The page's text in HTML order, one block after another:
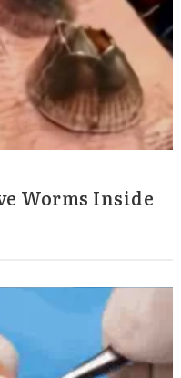
Worms Inside